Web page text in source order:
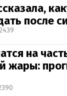
после
на
жары: